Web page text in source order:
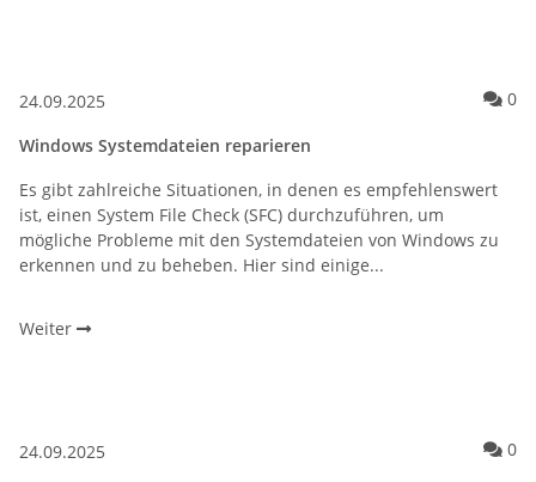
24.09.2025 0
Windows Systemdateien reparieren
Es gibt zahlreiche Situationen, in denen es empfehlenswert
ist, einen System File Check (SFC) durchzuführen, um
mögliche Probleme mit den Systemdateien von Windows zu
erkennen und zu beheben. Hier sind einige...
Weiter
24.09.2025 0